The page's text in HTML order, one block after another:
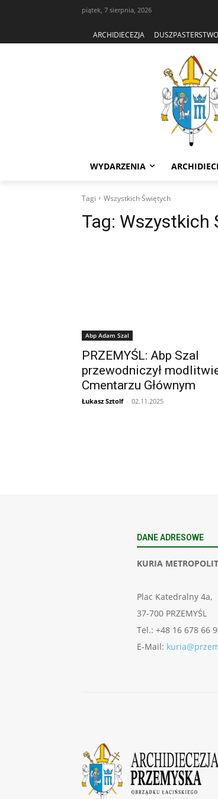
piątek, 7 sierpnia, 2026
ARCHIDIECEZJA DUSZPASTERSTWO
WYDARZENIA
Tagi Wszystkich Świętych
Tag: Wszystkich
Abp Adam Szal
PRZEMYŚL: Abp Szal
przewodniczył
Cmentarzu Głównym
Łukasz Sztolf - 02.11.2025
DANE ADRESOWE
KURIA
Plac Katedralny 4a,
37-700 PRZEMYŚL
Tel.: +48 16 678 66
E-Mail: